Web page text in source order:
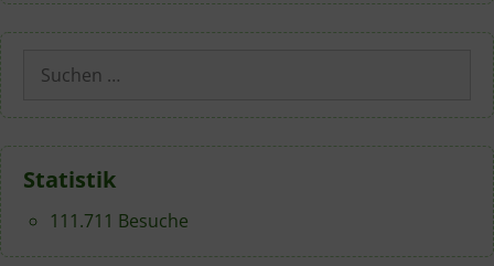
Suchen
nach:
Statistik
111.711 Besuche